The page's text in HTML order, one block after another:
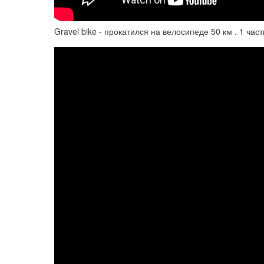
Gravel bike - прокатился на велосипеде 50 км . 1